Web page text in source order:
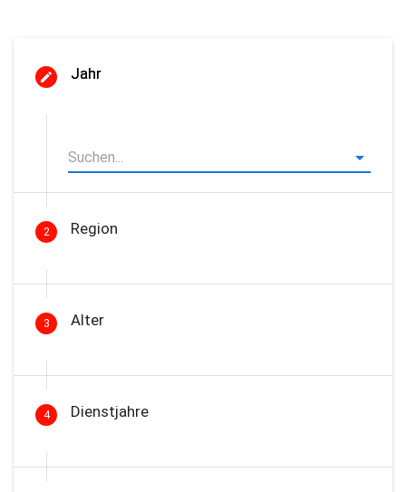
Jahr
2 Region
3 Alter
4 Dienstjahre